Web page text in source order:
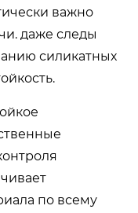
важно
даже следы
силикатных
по всему